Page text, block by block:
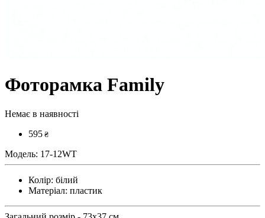
Фоторамка Family
Немає в наявності
595 ₴
Модель: 17-12WT
Колір: білий
Матеріал: пластик